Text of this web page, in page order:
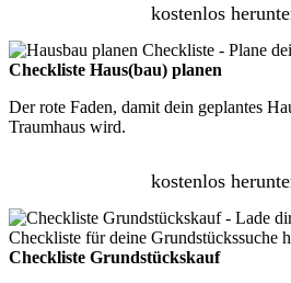
kostenlos
Checkliste Haus(bau) planen
Der rote Faden, damit dein geplantes
Traumhaus wird.
kostenlos
Checkliste Grundstückskauf